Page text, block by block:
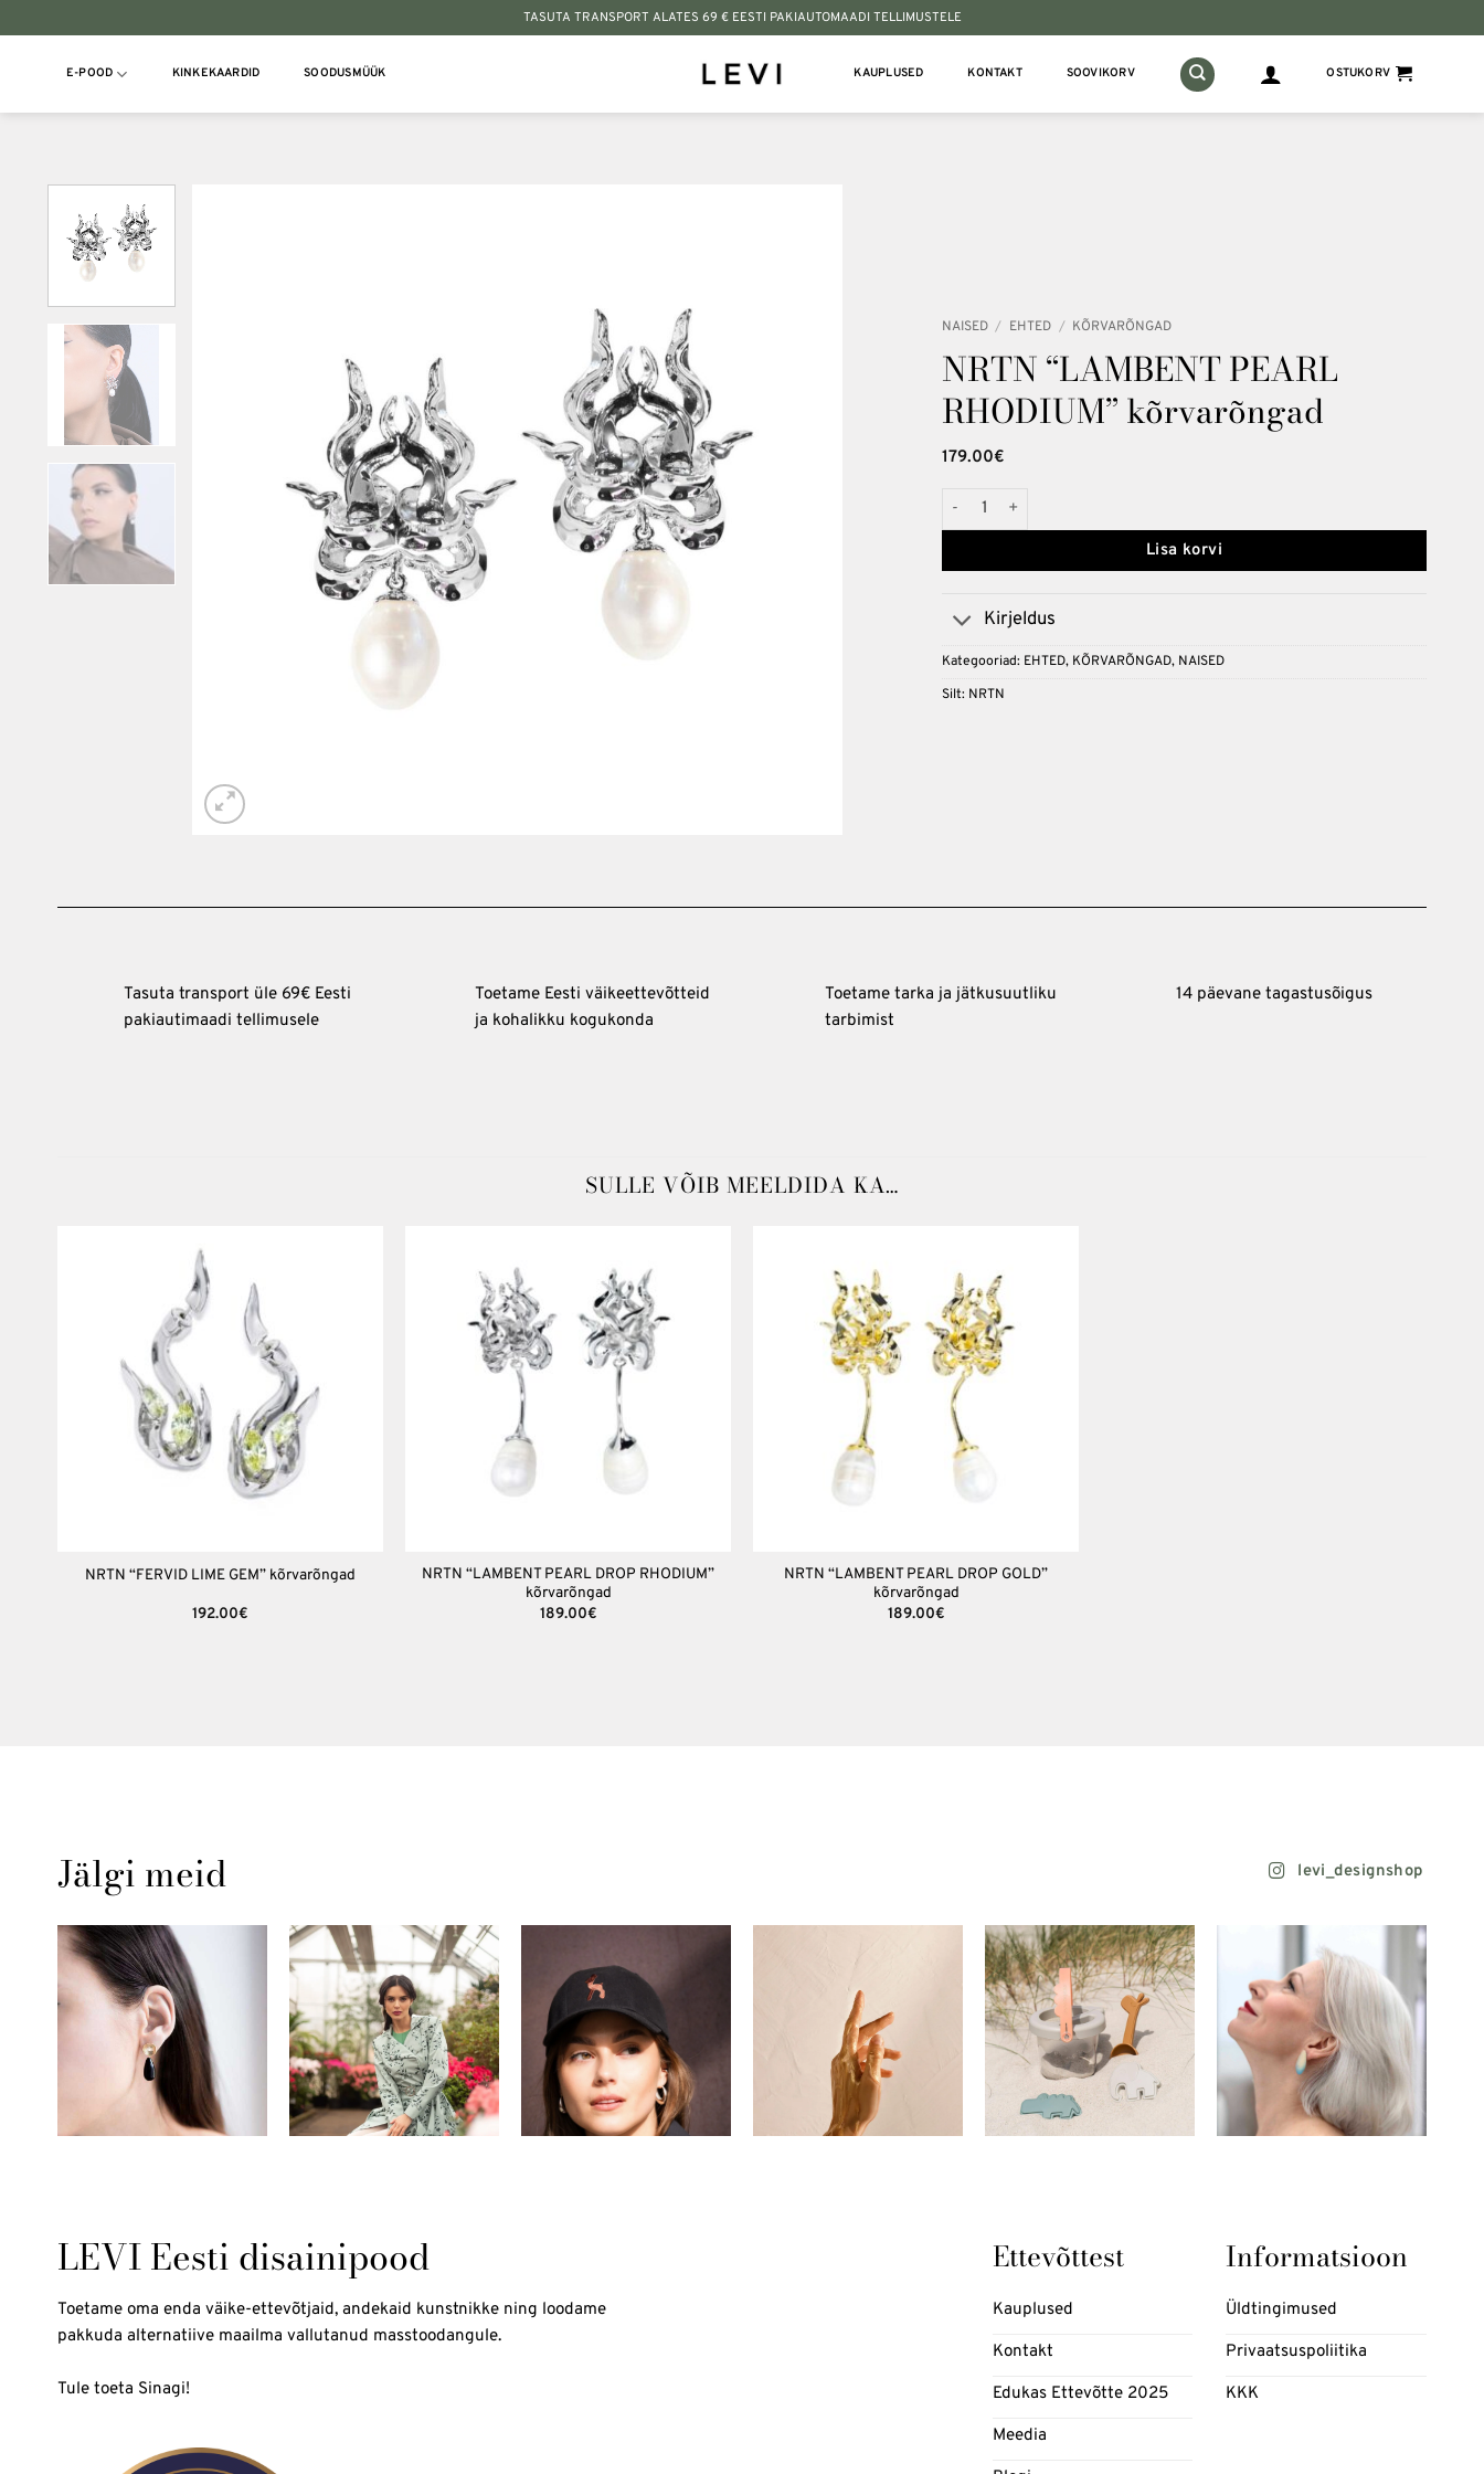
to
TASUTA TRANSPORT ALATES 69 € EESTI PAKIAUTOMAADI TELLIMUSTELE
E-POOD KINKEKAARDID SOODUSMÜÜK KAUPLUSED KONTAKT SOOVIKORV OSTUKORV
NAISED / EHTED / KÕRVARÕNGAD
NRTN “LAMBENT PEARL
RHODIUM” kõrvarõngad
179.00€
NRTN "LAMBENT PEARL RHODIUM" kõrvarõngad kogus
Lisa korvi
Kirjeldus
Kategooriad: EHTED, KÕRVARÕNGAD, NAISED
Silt: NRTN
Tasuta transport üle 69€ Eesti
pakiautimaadi tellimusele
Toetame Eesti väikeettevõtteid
ja kohalikku kogukonda
Toetame tarka ja jätkusuutliku
tarbimist
14 päevane tagastusõigus
SULLE VÕIB MEELDIDA KA…
NRTN “FERVID LIME GEM” kõrvarõngad
192.00€
soovinimekirja
NRTN “LAMBENT PEARL DROP RHODIUM”
kõrvarõngad
189.00€
soovinimekirja
NRTN “LAMBENT PEARL DROP GOLD”
kõrvarõngad
189.00€
Jälgi meid levi_designshop
LEVI Eesti disainipood
Toetame oma enda väike-ettevõtjaid, andekaid kunstnikke ning loodame
pakkuda alternatiive maailma vallutanud masstoodangule.
Tule toeta Sinagi!
Ettevõttest
Kauplused
Kontakt
Edukas Ettevõtte 2025
Meedia
Informatsioon
Üldtingimused
Privaatsuspoliitika
KKK